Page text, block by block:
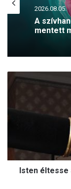
2026.08.05.
A
mentett
t
e
Isten éltesse